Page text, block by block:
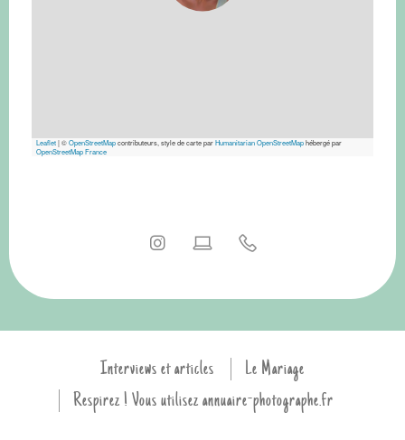
Leaflet|©OpenStreetMapcontributeurs, style de carte parHumanitarian OpenStreetMaphébergé par
OpenStreetMap France
Interviews et articles
Le Mariage
Respirez ! Vous utilisez annuaire-photographe.fr